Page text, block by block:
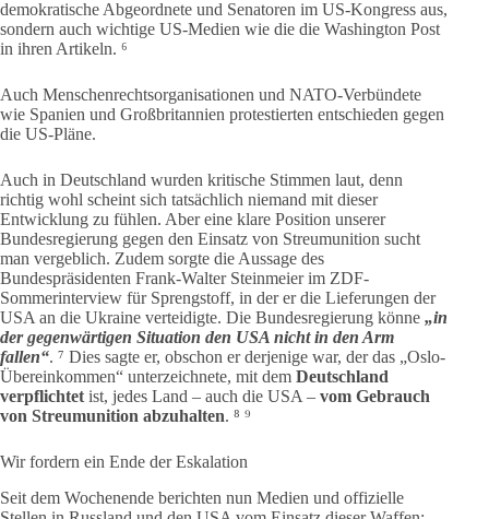
demokratische Abgeordnete und Senatoren im US-Kongress aus,
sondern auch wichtige US-Medien wie die die Washington Post
in ihren Artikeln. ⁶
Auch Menschenrechtsorganisationen und NATO-Verbündete
wie Spanien und Großbritannien protestierten entschieden gegen
die US-Pläne.
Auch in Deutschland wurden kritische Stimmen laut, denn
richtig wohl scheint sich tatsächlich niemand mit dieser
Entwicklung zu fühlen. Aber eine klare Position unserer
Bundesregierung gegen den Einsatz von Streumunition sucht
man vergeblich. Zudem sorgte die Aussage des
Bundespräsidenten Frank-Walter Steinmeier im ZDF-
Sommerinterview für Sprengstoff, in der er die Lieferungen der
USA an die Ukraine verteidigte. Die Bundesregierung könne „in
der gegenwärtigen Situation den USA nicht in den Arm
fallen“. ⁷ Dies sagte er, obschon er derjenige war, der das „Oslo-
Übereinkommen“ unterzeichnete, mit dem Deutschland
verpflichtet ist, jedes Land – auch die USA – vom Gebrauch
von Streumunition abzuhalten. ⁸ ⁹
Wir fordern ein Ende der Eskalation
Seit dem Wochenende berichten nun Medien und offizielle